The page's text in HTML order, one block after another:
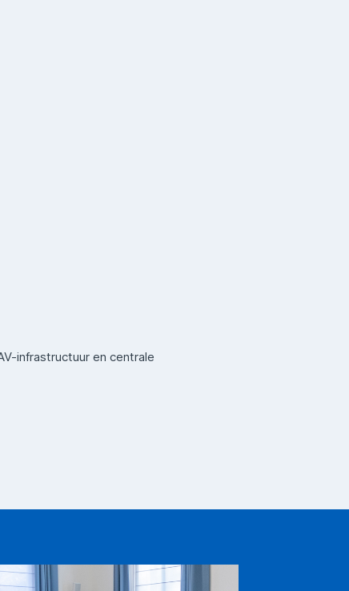
infrastructuur en centrale